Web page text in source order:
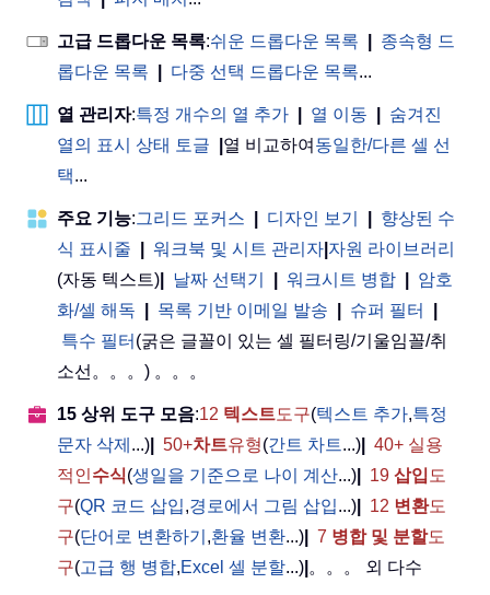
고급 드롭다운 목록:쉬운 드롭다운 목록
종속형 드
롭다운 목록
다중 선택 드롭다운 목록...
열 관리자:특정 개수의 열 추가 열 이동
숨겨진
열의 표시 상태 토글
열 비교하여 동일한/다른 셀 선
택...
주요 기능:그리드 포커스 디자인 보기
향상된 수
식 표시줄
워크북 및 시트 관리자 자원 라이브러리
(자동 텍스트)
날짜 선택기 워크시트 병합
암호
화/셀 해독
목록 기반 이메일 발송 슈퍼 필터
특수 필터 (굵은 글꼴이 있는 셀 필터링/기울임꼴/취
소선。。。) 。。。
15 상위 도구 모음:12 텍스트도구(텍스트 추가,특정
문자 삭제 ...) 50+차트유형(간트 차트...)
40+ 실용
적인수식(생일을 기준으로 나이 계산...) 19 삽입 도
구(QR 코드 삽입,경로에서 그림 삽입...) 12 변환도
구(단어로 변환하기 ,환율 변환...) 7 병합 및 분할도
구(고급 행 병합,Excel 셀 분할...) 。。。 외 다수